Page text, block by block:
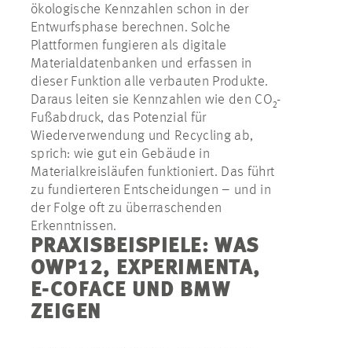
ökologische Kennzahlen schon in der
Entwurfsphase berechnen. Solche
Plattformen fungieren als digitale
Materialdatenbanken und erfassen in
dieser Funktion alle verbauten Produkte.
Daraus leiten sie Kennzahlen wie den CO₂-
Fußabdruck, das Potenzial für
Wiederverwendung und Recycling ab,
sprich: wie gut ein Gebäude in
Materialkreisläufen funktioniert. Das führt
zu fundierteren Entscheidungen – und in
der Folge oft zu überraschenden
Erkenntnissen.
PRAXISBEISPIELE: WAS
OWP12, EXPERIMENTA,
E-COFACE UND BMW
ZEIGEN